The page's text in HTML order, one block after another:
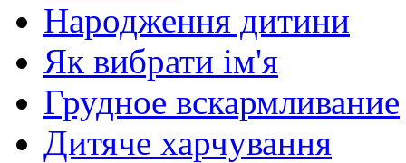
Народження дитини
Як вибрати ім'я
Грудное вскармливание
Дитяче харчування